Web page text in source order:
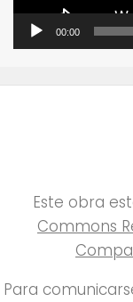
00:00
Este obra
Commons
Para